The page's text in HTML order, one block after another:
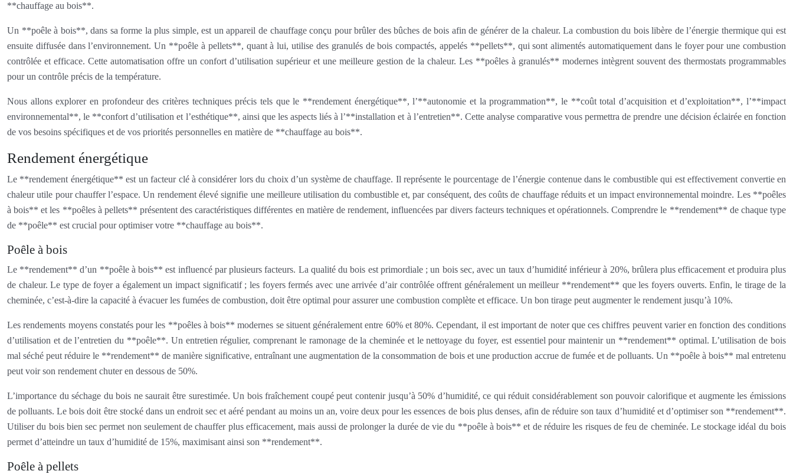
**chauffage au bois**.
Un **poêle à bois**, dans sa forme la plus simple, est un appareil de chauffage conçu pour brûler des bûches de bois afin de générer de la chaleur. La combustion du bois libère de l’énergie thermique qui est
ensuite diffusée dans l’environnement. Un **poêle à pellets**, quant à lui, utilise des granulés de bois compactés, appelés **pellets**, qui sont alimentés automatiquement dans le foyer pour une combustion
contrôlée et efficace. Cette automatisation offre un confort d’utilisation supérieur et une meilleure gestion de la chaleur. Les **poêles à granulés** modernes intègrent souvent des thermostats programmables
pour un contrôle précis de la température.
Nous allons explorer en profondeur des critères techniques précis tels que le **rendement énergétique**, l’**autonomie et la programmation**, le **coût total d’acquisition et d’exploitation**, l’**impact
environnemental**, le **confort d’utilisation et l’esthétique**, ainsi que les aspects liés à l’**installation et à l’entretien**. Cette analyse comparative vous permettra de prendre une décision éclairée en fonction
de vos besoins spécifiques et de vos priorités personnelles en matière de **chauffage au bois**.
Rendement énergétique
Le **rendement énergétique** est un facteur clé à considérer lors du choix d’un système de chauffage. Il représente le pourcentage de l’énergie contenue dans le combustible qui est effectivement convertie en
chaleur utile pour chauffer l’espace. Un rendement élevé signifie une meilleure utilisation du combustible et, par conséquent, des coûts de chauffage réduits et un impact environnemental moindre. Les **poêles
à bois** et les **poêles à pellets** présentent des caractéristiques différentes en matière de rendement, influencées par divers facteurs techniques et opérationnels. Comprendre le **rendement** de chaque type
de **poêle** est crucial pour optimiser votre **chauffage au bois**.
Poêle à bois
Le **rendement** d’un **poêle à bois** est influencé par plusieurs facteurs. La qualité du bois est primordiale ; un bois sec, avec un taux d’humidité inférieur à 20%, brûlera plus efficacement et produira plus
de chaleur. Le type de foyer a également un impact significatif ; les foyers fermés avec une arrivée d’air contrôlée offrent généralement un meilleur **rendement** que les foyers ouverts. Enfin, le tirage de la
cheminée, c’est-à-dire la capacité à évacuer les fumées de combustion, doit être optimal pour assurer une combustion complète et efficace. Un bon tirage peut augmenter le rendement jusqu’à 10%.
Les rendements moyens constatés pour les **poêles à bois** modernes se situent généralement entre 60% et 80%. Cependant, il est important de noter que ces chiffres peuvent varier en fonction des conditions
d’utilisation et de l’entretien du **poêle**. Un entretien régulier, comprenant le ramonage de la cheminée et le nettoyage du foyer, est essentiel pour maintenir un **rendement** optimal. L’utilisation de bois
mal séché peut réduire le **rendement** de manière significative, entraînant une augmentation de la consommation de bois et une production accrue de fumée et de polluants. Un **poêle à bois** mal entretenu
peut voir son rendement chuter en dessous de 50%.
L’importance du séchage du bois ne saurait être surestimée. Un bois fraîchement coupé peut contenir jusqu’à 50% d’humidité, ce qui réduit considérablement son pouvoir calorifique et augmente les émissions
de polluants. Le bois doit être stocké dans un endroit sec et aéré pendant au moins un an, voire deux pour les essences de bois plus denses, afin de réduire son taux d’humidité et d’optimiser son **rendement**.
Utiliser du bois bien sec permet non seulement de chauffer plus efficacement, mais aussi de prolonger la durée de vie du **poêle à bois** et de réduire les risques de feu de cheminée. Le stockage idéal du bois
permet d’atteindre un taux d’humidité de 15%, maximisant ainsi son **rendement**.
Poêle à pellets